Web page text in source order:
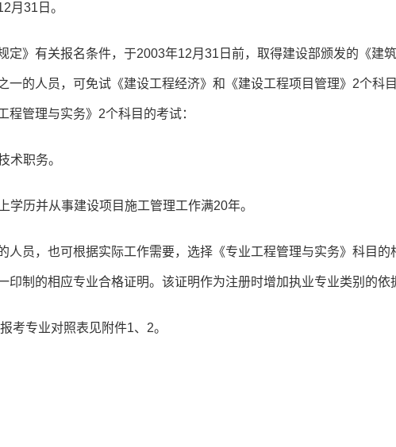
月31日。
定》有关报名条件，于2003年12月31日前，取得建设部颁发的《建
一的人员，可免试《建设工程经济》和《建设工程项目管理》2个科
程管理与实务》2个科目的考试：
术职务。
学历并从事建设项目施工管理工作满20年。
人员，也可根据实际工作需要，选择《专业工程管理与实务》科目的
制的相应专业合格证明。该证明作为注册时增加执业专业类别的依
考专业对照表见附件1、2。